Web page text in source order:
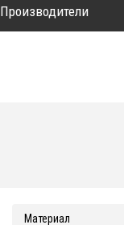
Производители